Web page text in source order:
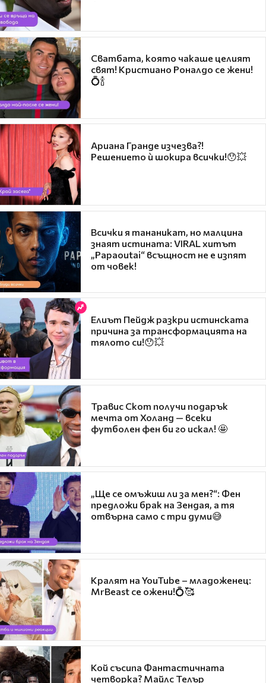
Сватбата, която чакаше целият
свят! Кристиано Роналдо се жени!
💍🍾
Ариана Гранде изчезва?!
Решението ѝ шокира всички!😯💥
Всички я тананикат, но малцина
знаят истината: VIRAL хитът
„Papaoutai“ всъщност не е изпят
от човек!
Елиът Пейдж разкри истинската
причина за трансформацията на
тялото си!😯💥
Травис Скот получи подарък
мечта от Холанд — всеки
футболен фен би го искал! 🤩
„Ще се омъжиш ли за мен?“: Фен
предложи брак на Зендая, а тя
отвърна само с три думи😅
Кралят на YouTube – младоженец:
MrBeast се ожени!💍🥰
Кой съсипа Фантастичната
четворка? Майлс Телър